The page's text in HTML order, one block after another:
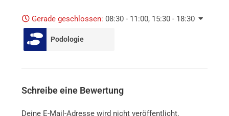
Gerade geschlossen: 08:30 - 11:00, 15:30 - 18:30
Podologie
Schreibe eine Bewertung
Deine E-Mail-Adresse wird nicht veröffentlicht.